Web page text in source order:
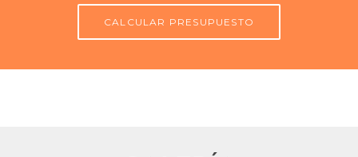
CALCULAR PRESUPUESTO